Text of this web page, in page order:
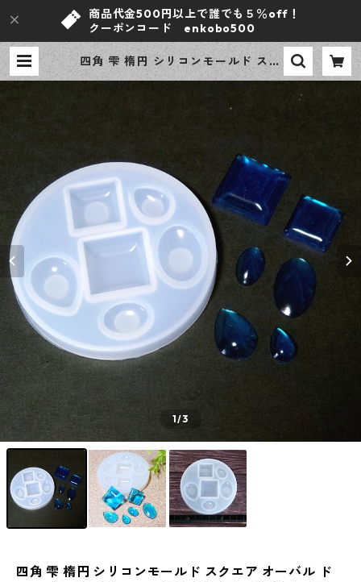
商品代金500円以上で誰でも５％off！
クーポンコード enkobo500
四角 雫 楕円 シリコンモールド スク
エア オーバル ドロップ レジン型 モ
1/3
四角 雫 楕円 シリコンモールド スクエア オーバル ド